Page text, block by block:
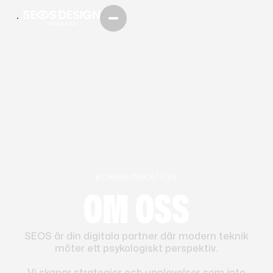
SEOS är din digitala partner där modern teknik
möter ett psykologiskt perspektiv.